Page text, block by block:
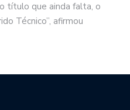
título que ainda falta, o
Técnico”, afirmou